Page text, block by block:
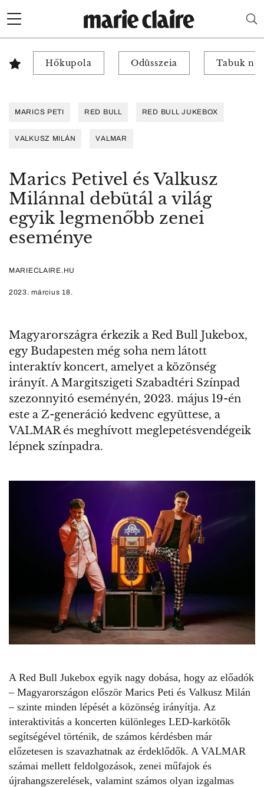
Hőkupola Odüsszeia Tabuk
MARICS PETI RED BULL RED BULL JUKEBOX
VALKUSZ MILÁN VALMAR
Marics Petivel és Valkusz
Milánnal debütál a világ
egyik legmenőbb zenei
eseménye
MARIECLAIRE.HU
2023. március 18.
Magyarországra érkezik a Red Bull Jukebox,
egy Budapesten még soha nem látott
interaktív koncert, amelyet a közönség
irányít. A Margitszigeti Szabadtéri Színpad
szezonnyitó eseményén, 2023. május 19-én
este a Z-generáció kedvenc együttese, a
VALMAR és meghívott meglepetésvendégeik
lépnek színpadra.
A Red Bull Jukebox egyik nagy dobása, hogy az előadók
– Magyarországon először Marics Peti és Valkusz Milán
– szinte minden lépését a közönség irányítja. Az
interaktivitás a koncerten különleges LED-karkötők
segítségével történik, de számos kérdésben már
előzetesen is szavazhatnak az érdeklődők. A VALMAR
számai mellett feldolgozások, zenei műfajok és
újrahangszerelések, valamint számos olyan izgalmas